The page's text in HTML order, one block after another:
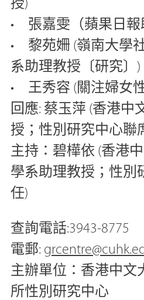
授)
• 張嘉雯（蘋果日報
• 黎苑姍 (嶺南大學
系助理教授〔研究〕)
• 王秀容 (關注婦女
回應: 蔡玉萍 (香港中
授；性別研究中心聯
主持：碧樺依 (香港
學系助理教授；性別
任)
查詢電話:3943-8775
電郵:
主辦單位：香港中文
所性別研究中心